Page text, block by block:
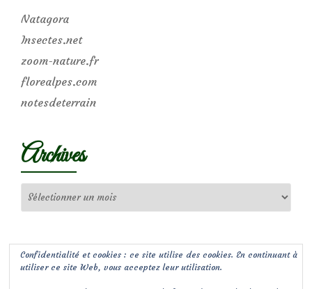
Natagora
Insectes.net
zoom-nature.fr
florealpes.com
notesdeterrain
Archives
Confidentialité et cookies : ce site utilise des cookies. En continuant à
utiliser ce site Web, vous acceptez leur utilisation.